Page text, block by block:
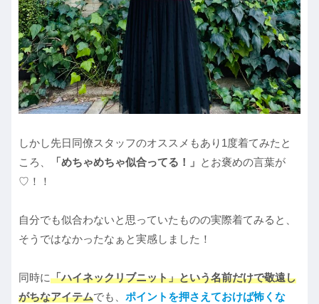
しかし先日同僚スタッフのオススメもあり1度着てみたと
ころ、
「めちゃめちゃ似合ってる！」 とお褒めの言葉が
♡！！
自分でも似合わないと思っていたものの実際着てみると、
そうではなかったなぁと実感しました！
同時に「ハイネックリブニット」という名前だけで敬遠し
がちなアイテムでも、 ポイントを押さえておけば怖くな